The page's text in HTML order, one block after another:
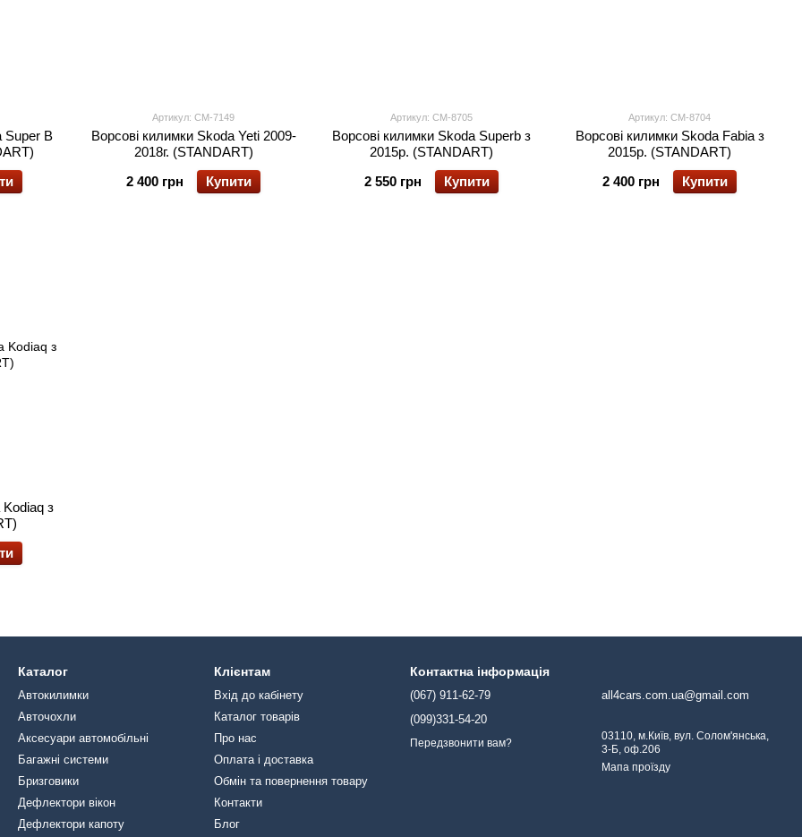
Super B
Артикул: CM-7149
Ворсові килимки Skoda Yeti 2009-
2018г. (STANDART)
2 400 грн
Купити
Артикул: CM-8705
Ворсові килимки Skoda Superb з
2015р. (STANDART)
2 550 грн
Купити
Артикул: CM-8704
Ворсові килимки Skoda Fabia з
2015р. (STANDART)
2 400 грн
Купити
Kodiaq з
Каталог
Автокилимки
Авточохли
Аксесуари автомобільні
Багажні системи
Бризговики
Дефлектори вікон
Дефлектори капоту
Клієнтам
Вхід до кабінету
Каталог товарів
Про нас
Оплата і доставка
Обмін та повернення товару
Контакти
Блог
Контактна інформація
(067) 911-62-79
(099)331-54-20
Передзвонити вам?
all4cars.com.ua@gmail.com
03110, м.Київ, вул. Солом'янська,
3-Б, оф.206
Мапа проїзду